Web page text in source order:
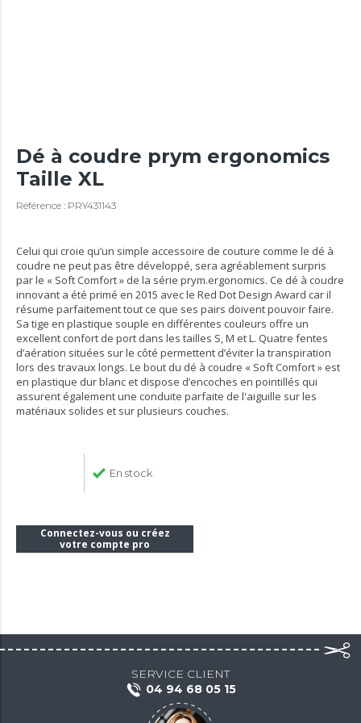
Dé à coudre prym ergonomics
Taille XL
Référence : PRY431143
Celui qui croie qu’un simple accessoire de couture comme le dé à
coudre ne peut pas être développé, sera agréablement surpris
par le « Soft Comfort » de la série prym.ergonomics. Ce dé à coudre
innovant a été primé en 2015 avec le Red Dot Design Award car il
résume parfaitement tout ce que ses pairs doivent pouvoir faire.
Sa tige en plastique souple en différentes couleurs offre un
excellent confort de port dans les tailles S, M et L. Quatre fentes
d’aération situées sur le côté permettent d’éviter la transpiration
lors des travaux longs. Le bout du dé à coudre « Soft Comfort » est
en plastique dur blanc et dispose d’encoches en pointillés qui
assurent également une conduite parfaite de l'aiguille sur les
matériaux solides et sur plusieurs couches.
En stock
Connectez-vous ou créez
votre compte pro
SERVICE CLIENT
04 94 68 05 15